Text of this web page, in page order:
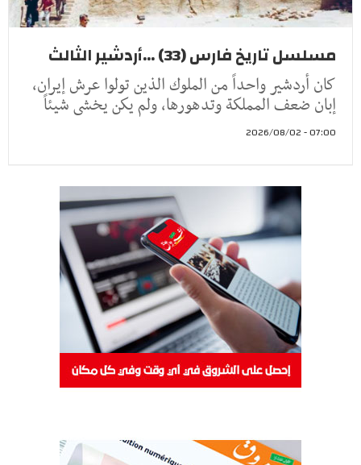
مسلسل تاريخ فارس (33) ...أردشير الثالث
كان أردشير واحداً من الملوك الذين تولوا عرش إيران،
إبان ضعف المملكة وتدهورها، ولم يكن يخشى شيئاً
07:00 - 2026/08/02